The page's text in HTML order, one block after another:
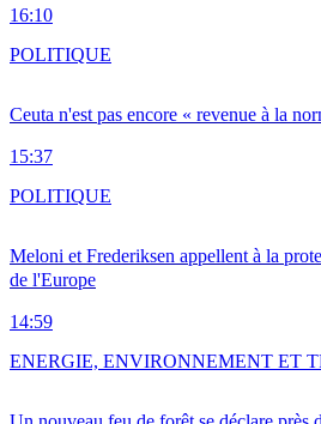
16:10
Ceuta n'est pas encore « revenue à la
15:37
POLITIQUE
Meloni et Frederiksen appellent à la
de l'Europe
14:59
POLITIQUE
ENERGIE, ENVIRONNEMENT ET